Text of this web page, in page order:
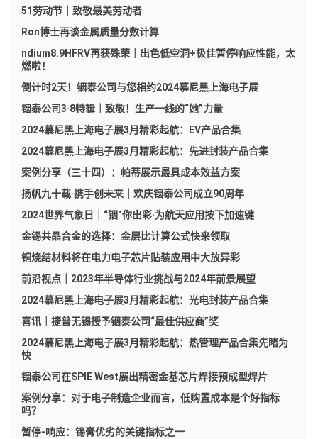
51劳动节｜致敬最美劳动者
Ron博士再谈金属质量分数计算
ndium8.9HFRV再获殊荣｜出色低空洞+极佳暂停响应性能，太
燃啦！
倒计时2天！铟泰公司与您相约2024慕尼黑上海电子展
铟泰公司3·8特辑｜致敬！生产一线的“她”力量
2024慕尼黑上海电子展3月精彩起航：EV产品合集
2024慕尼黑上海电子展3月精彩起航：先进封装产品合集
案例分享（三十四）：帕蒂展示最具成本效益方案
扬帆九十载·携手创未来｜欢庆铟泰公司成立90周年
2024世界气象日｜“铟”你出彩·为航天应用按下加速键
金锡共晶合金的选择：金层比计算公式快来领取
铜烧结材料将在电力电子芯片贴装应用中大放异彩
前沿视点｜2023年半导体行业挑战与2024年前景展望
2024慕尼黑上海电子展3月精彩起航：光电封装产品合集
喜讯｜捷普无锡授予铟泰公司“最佳供应商”奖
2024慕尼黑上海电子展3月精彩起航：热管理产品合集先睹为
快
铟泰公司在SPIE West展出精密金基芯片焊接预成型焊片
案例分享：对于电子制造企业而言，低购置成本是个好指标
吗？
暂停-响应：锡膏优劣的关键指标之一